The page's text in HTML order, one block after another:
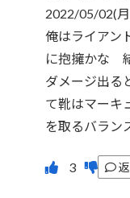
2022/05/02(
俺はライアン
に抱擁かな
ダメージ出る
て靴はマーキ
を取るバラン